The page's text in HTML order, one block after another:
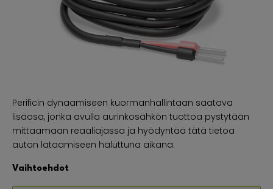
Perificin dynaamiseen kuormanhallintaan saatava
lisäosa, jonka avulla aurinkosähkön tuottoa pystytään
mittaamaan reaaliajassa ja hyödyntää tätä tietoa
auton lataamiseen haluttuna aikana.
Vaihtoehdot